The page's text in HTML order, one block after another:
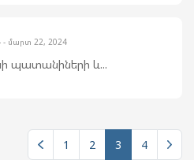
մարտ 22, 2024
պատանիների և...
1 2 3 4